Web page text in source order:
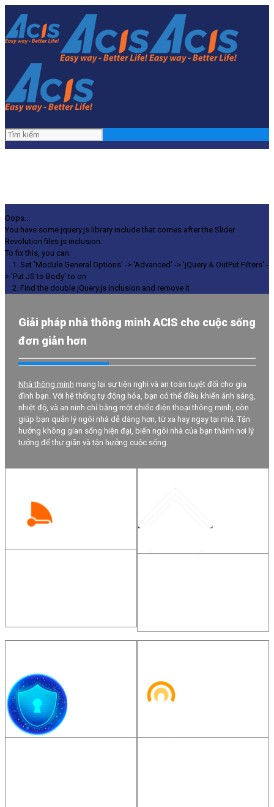
Oops...
You have some jquery.js library include that comes after the Slider
Revolution files js inclusion.
To fix this, you can:
1. Set 'Module General Options' -> 'Advanced' -> 'jQuery & OutPut Filters' -
> 'Put JS to Body' to on
2. Find the double jQuery.js inclusion and remove it
Giải pháp nhà thông minh ACIS cho cuộc sống
đơn giản hơn
Nhà thông minh mang lại sự tiện nghi và an toàn tuyệt đối cho gia
đình bạn. Với hệ thống tự động hóa, bạn có thể điều khiển ánh sáng,
nhiệt độ, và an ninh chỉ bằng một chiếc điện thoại thông minh, còn
giúp bạn quản lý ngôi nhà dễ dàng hơn, từ xa hay ngay tại nhà. Tận
hưởng không gian sống hiện đại, biến ngôi nhà của bạn thành nơi lý
tưởng để thư giãn và tận hưởng cuộc sống.